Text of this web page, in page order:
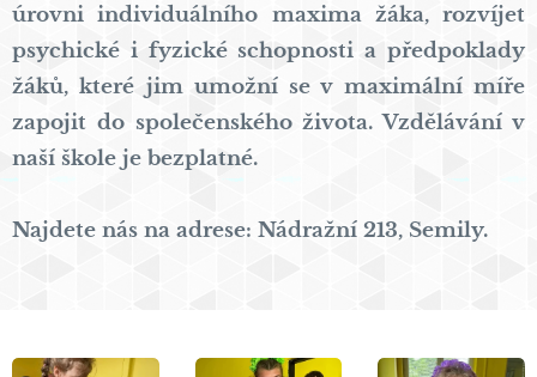
úrovni individuálního maxima žáka, rozvíjet
psychické i fyzické schopnosti a předpoklady
žáků, které jim umožní se v maximální míře
zapojit do společenského života. Vzdělávání v
naší škole je bezplatné.
Najdete nás na adrese: Nádražní 213, Semily.